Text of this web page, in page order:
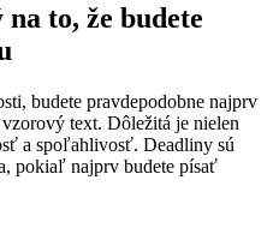
to, že budete
budete pravdepodobne najprv
text. Dôležitá je nielen
a spoľahlivosť. Deadliny sú
pokiaľ najprv budete písať